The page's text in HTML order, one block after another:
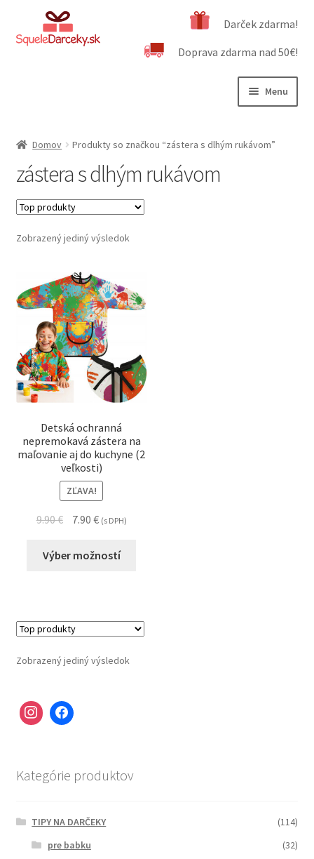
Preskočiť
na
Preskočiť
na
Darček zdarma!
Doprava zdarma nad 50€!
Menu
Dôležité informácie
Obchodné podmienky
Kontakt
Domov Produkty so značkou “zástera s dlhým rukávom”
zástera s dlhým rukávom
Zobrazený jediný výsledok
Detská ochranná
nepremokavá zástera na
maľovanie aj do kuchyne (2
veľkosti)
ZĽAVA!
9.90€ 7.90 € (s DPH)
Výber možností
Zobrazený jediný výsledok
Kategórie produktov
TIPY NA DARČEKY
(114)
pre babku
(32)